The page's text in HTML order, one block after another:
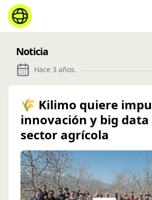
Noticia
Hace 3 años.
🌾 Kilimo quiere
innovación y big data
sector agrícola